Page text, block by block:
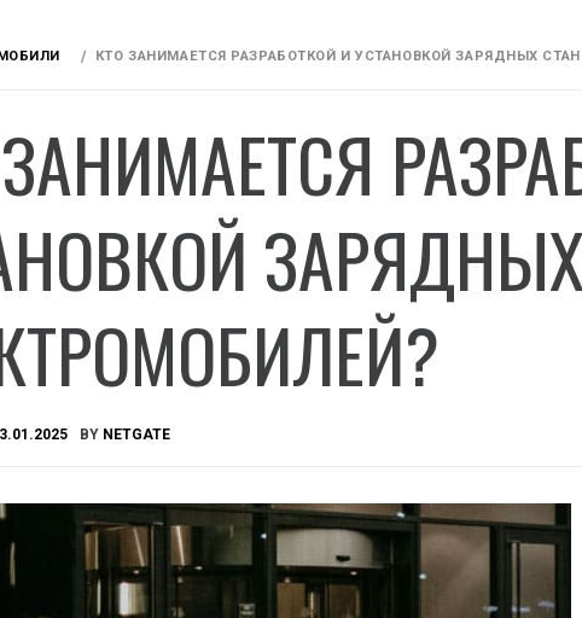
КТО ЗАНИМАЕТСЯ РАЗРАБОТКОЙ И УСТАНОВКОЙ ЗАРЯДНЫХ
BY NETGATE